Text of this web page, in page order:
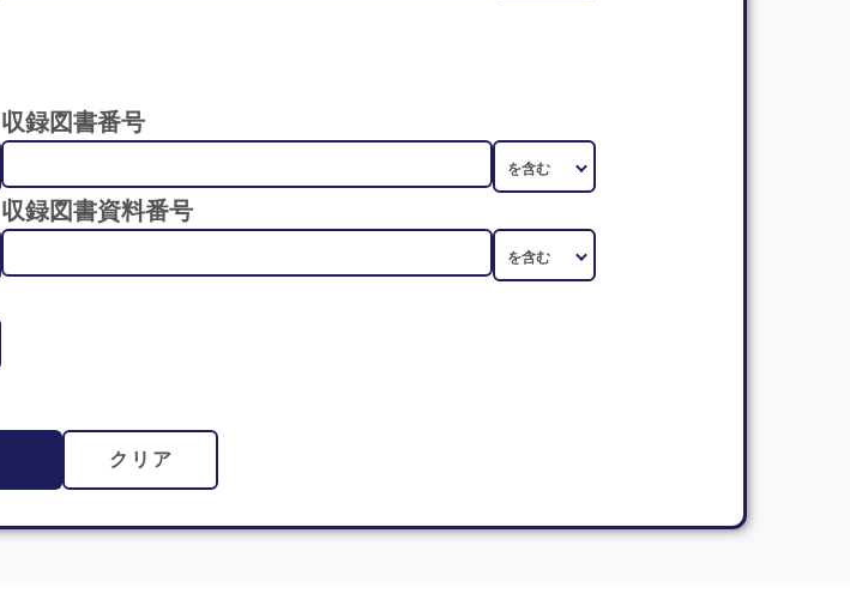
収録図書番号
収録図書資料番号
クリア